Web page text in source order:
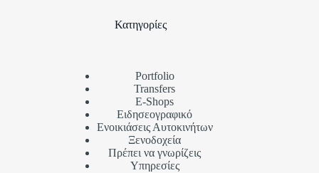
Κατηγορίες
Portfolio
Transfers
Ε-Shops
Ειδησεογραφικό
Ενοικιάσεις Αυτοκινήτων
Ξενοδοχεία
Πρέπει να γνωρίζεις
Υπηρεσίες